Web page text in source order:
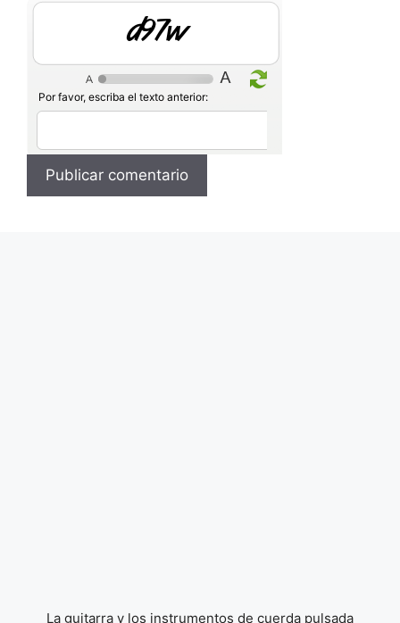
AJCN
Por favor, escriba el texto anterior:
La guitarra y los instrumentos de cuerda pulsada